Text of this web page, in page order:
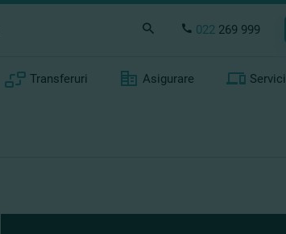
022 269 999
Transferuri Asigurare